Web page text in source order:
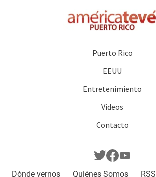
Puerto Rico
EEUU
Entretenimiento
Videos
Contacto
Dónde vernos Quiénes Somos RSS